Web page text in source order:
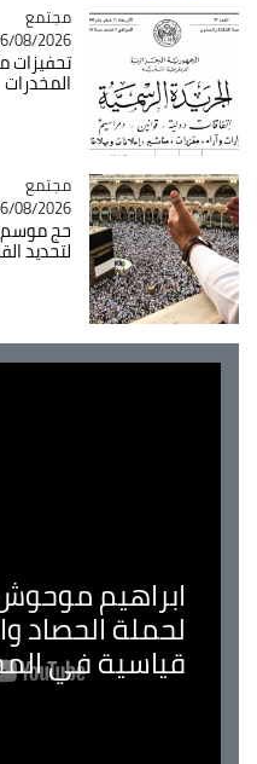
Catégorie
مجتمع
06/08/2026 - 22:38
تحفيزات
المخدرات
Catégorie
مجتمع
06/08/2026 - 21:27
لتحديد
ابراهيم
لحملة الحصاد
قياسية في